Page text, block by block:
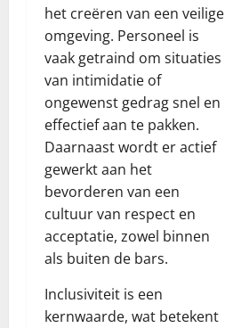
het creëren van een veilige
omgeving. Personeel is
vaak getraind om situaties
van intimidatie of
ongewenst gedrag snel en
effectief aan te pakken.
Daarnaast wordt er actief
gewerkt aan het
bevorderen van een
cultuur van respect en
acceptatie, zowel binnen
als buiten de bars.
Inclusiviteit is een
kernwaarde, wat betekent